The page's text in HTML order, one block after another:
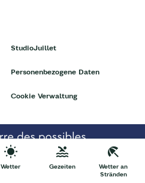
StudioJuillet
Personenbezogene Daten
Cookie Verwaltung
Wetter Gezeiten
Wetter an
Stränden